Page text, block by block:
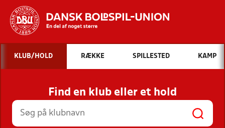
Hvad vil du søge efter?
INDHOLD OG NYHEDER
STILLINGER, RESULTATER, KLUBBER OG
HOLD
KLUB/HOLD RÆKKE SPILLESTED KAMP
Find en klub eller et hold